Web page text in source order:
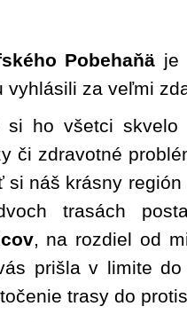
Pobehaňä je
vyhlásili za veľmi
ho všetci skvelo
či zdravotné
si náš krásny
trasách
, na rozdiel od
prišla v limite
trasy do